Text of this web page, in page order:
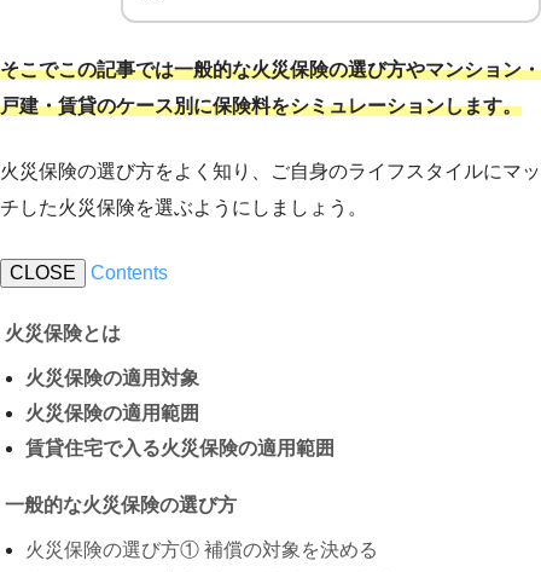
そこでこの記事では一般的な火災保険の選び方やマンション・
戸建・賃貸のケース別に保険料をシミュレーションします。
火災保険の選び方をよく知り、ご自身のライフスタイルにマッ
チした火災保険を選ぶようにしましょう。
CLOSE Contents
火災保険とは
火災保険の適用対象
火災保険の適用範囲
賃貸住宅で入る火災保険の適用範囲
一般的な火災保険の選び方
火災保険の選び方① 補償の対象を決める